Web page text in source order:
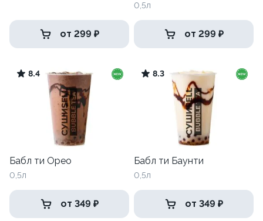
от 299 ₽
0,5л
от 299 ₽
8.4
Бабл ти Орео
0,5л
от 349 ₽
8.3
Бабл ти Баунти
0,5л
от 349 ₽